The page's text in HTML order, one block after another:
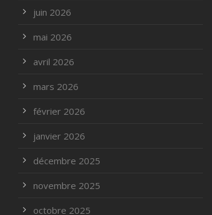
juin 2026
mai 2026
avril 2026
mars 2026
février 2026
janvier 2026
décembre 2025
novembre 2025
octobre 2025